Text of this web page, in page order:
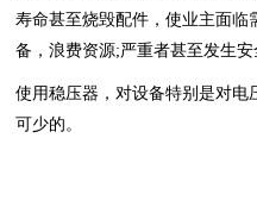
寿命甚至烧毁配件，使业主面
备，浪费资源;严重者甚至发生
使用稳压器，对设备特别是对电
可少的。